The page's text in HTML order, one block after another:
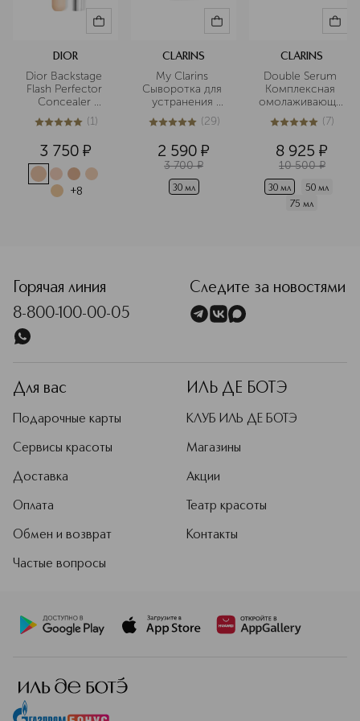
DIOR
Dior Backstage
Flash Perfector
Concealer
Водостойкий
корректор для
5из 51 (1)
3 750 ¤
+8
CLARINS
My Clarins
Сыворотка для
устранения
мелких
несовершенств
4.9из529 (29)
2 590 ¤
3 700 ¤
30 мл
CLARINS
Double Serum
Комплексная
омолаживающая
двойная
сыворотка для
5из 57 (7)
8 925 ¤
10 500 ¤
30 мл
50 мл
75 мл
Горячая линия
8-800-100-00-05
Следите за новостями
Для вас
Подарочные карты
Сервисы красоты
Доставка
Оплата
Обмен и возврат
Частые вопросы
ИЛЬ ДЕ БОТЭ
КЛУБ ИЛЬ ДЕ БОТЭ
Магазины
Акции
Театр красоты
Контакты